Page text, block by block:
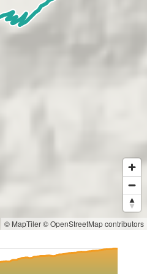
© MapTiler© OpenStreetMap contributors